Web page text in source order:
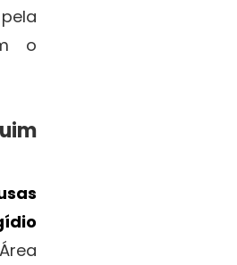
o